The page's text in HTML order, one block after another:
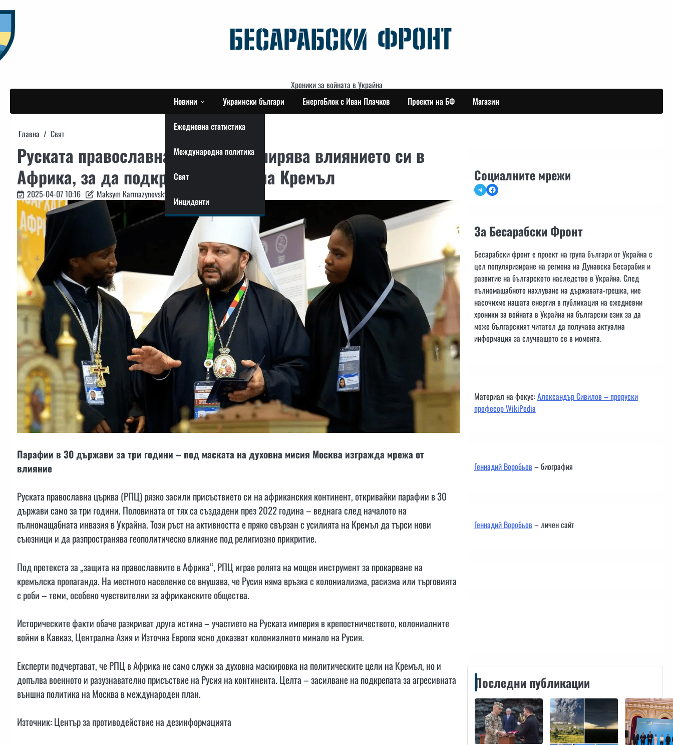
to
content
Хроники за войната в Украйна
Новини
Ежедневна статистика
Международна политика
Свят
Инциденти
Украински българи ЕнергоБлок с Иван Плачков Проекти на БФ Магазин
Главна Свят
Руската православна църква разширява влиянието си в
Африка, за да подкрепи войната на Кремъл
2025-04-07 10:16 Maksym Karmazynovskyi
Парафии в 30 държави за три години – под маската на духовна мисия Москва изгражда мрежа от
влияние
Руската православна църква (РПЦ) рязко засили присъствието си на африканския континент, откривайки парафии в 30
държави само за три години. Половината от тях са създадени през 2022 година – веднага след началото на
пълномащабната инвазия в Украйна. Този ръст на активността е пряко свързан с усилията на Кремъл да търси нови
съюзници и да разпространява геополитическо влияние под религиозно прикритие.
Под претекста за „защита на православните в Африка“, РПЦ играе ролята на мощен инструмент за прокарване на
кремълска пропаганда. На местното население се внушава, че Русия няма връзка с колониализма, расизма или търговията
с роби – теми, особено чувствителни за африканските общества.
Историческите факти обаче разкриват друга истина – участието на Руската империя в крепостничеството, колониалните
войни в Кавказ, Централна Азия и Източна Европа ясно доказват колониалното минало на Русия.
Експерти подчертават, че РПЦ в Африка не само служи за духовна маскировка на политическите цели на Кремъл, но и
допълва военното и разузнавателно присъствие на Русия на континента. Целта – засилване на подкрепата за агресивната
външна политика на Москва в международен план.
Източник: Център за противодействие на дезинформацията
Социалните мрежи
TelegramFacebook
За Бесарабски Фронт
Бесарабски фронт е проект на група българи от Украйна с
цел популяризиране на региона на Дунавска Бесарабия и
развитие на българското наследство в Украйна. След
пълномащабното нахлуване на държавата-грешка, ние
насочихме нашата енергия в публикация на ежедневни
хроники за войната в Украйна на български език за да
може българският читател да получава актуална
информация за случващото се в момента.
Материал на фокус:Александър Сивилов – проруски
професор WikiPedia
Геннадий Воробьов– биография
Геннадий Воробьов– личен сайт
Последни публикации